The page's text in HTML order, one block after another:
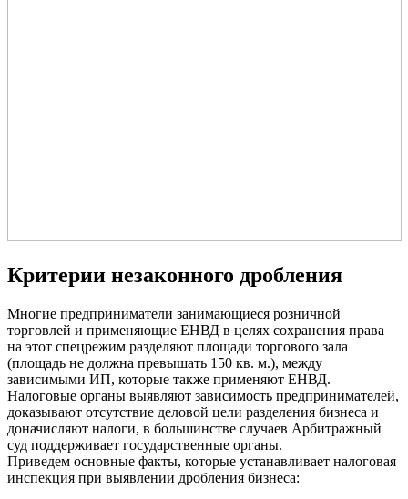
Критерии незаконного дробления
Многие предприниматели занимающиеся розничной
торговлей и применяющие ЕНВД в целях сохранения права
на этот спецрежим разделяют площади торгового зала
(площадь не должна превышать 150 кв. м.), между
зависимыми ИП, которые также применяют ЕНВД.
Налоговые органы выявляют зависимость предпринимателей,
доказывают отсутствие деловой цели разделения бизнеса и
доначисляют налоги, в большинстве случаев Арбитражный
суд поддерживает государственные органы.
Приведем основные факты, которые устанавливает налоговая
инспекция при выявлении дробления бизнеса: